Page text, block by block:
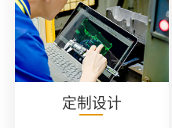
定制设计